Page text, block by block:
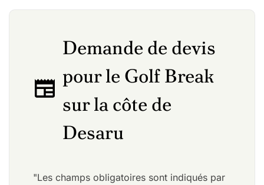
Demande de devis
pour le Golf Break
sur la côte de
Desaru
"Les champs obligatoires sont indiqués par